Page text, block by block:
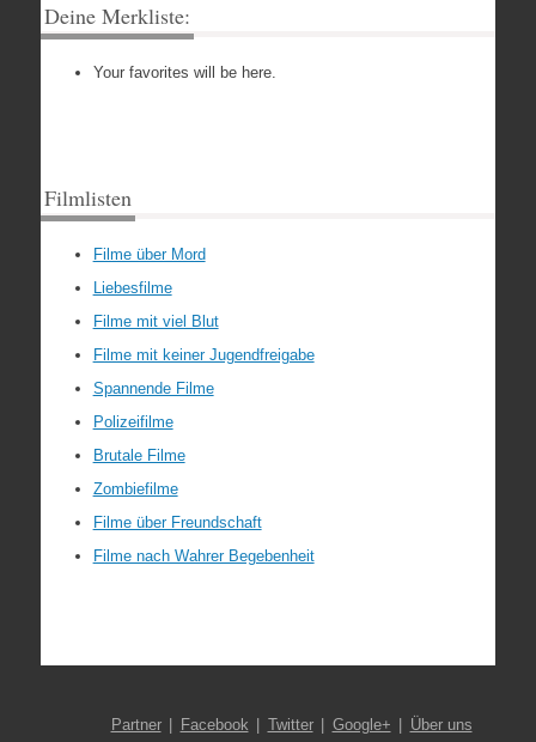
Deine Merkliste:
Your favorites will be here.
Filmlisten
Filme über Mord
Liebesfilme
Filme mit viel Blut
Filme mit keiner Jugendfreigabe
Spannende Filme
Polizeifilme
Brutale Filme
Zombiefilme
Filme über Freundschaft
Filme nach Wahrer Begebenheit
Partner Facebook Twitter Google+
Über uns